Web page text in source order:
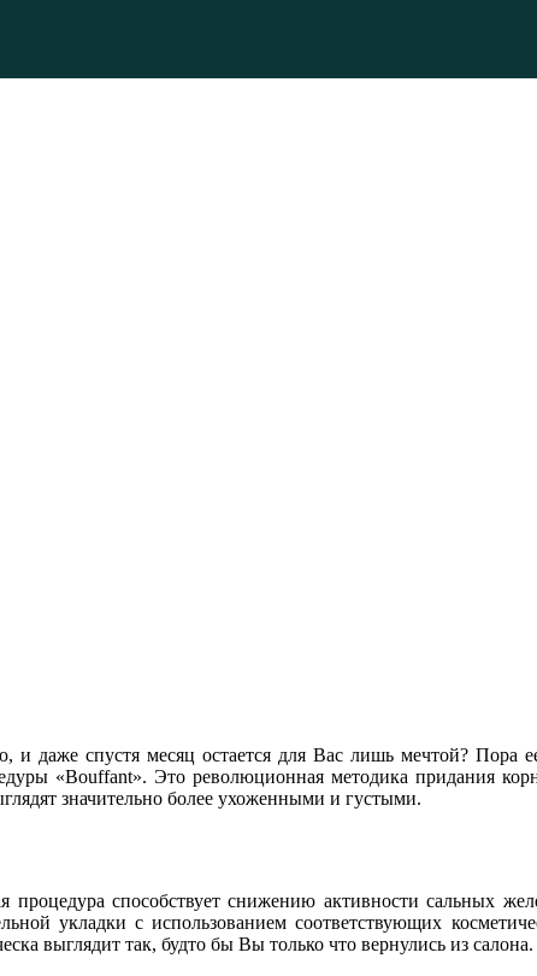
даже спустя месяц остается для Вас лишь мечтой? Пора
«Bouffant». Это революционная методика придания
значительно более ухоженными и густыми.
способствует снижению активности сальных
укладки с использованием соответствующих
выглядит так, будто бы Вы только что вернулись из салона.